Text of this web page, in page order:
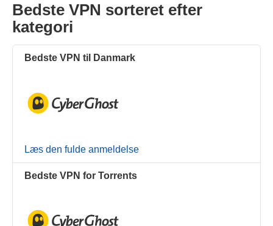
Bedste VPN sorteret efter
kategori
Bedste VPN til Danmark
Læs den fulde anmeldelse
Bedste VPN for Torrents